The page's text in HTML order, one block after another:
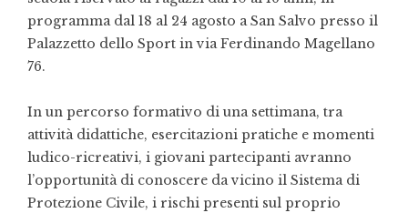
programma dal 18 al 24 agosto a San Salvo presso il
Palazzetto dello Sport in via Ferdinando Magellano
76.
In un percorso formativo di una settimana, tra
attività didattiche, esercitazioni pratiche e momenti
ludico-ricreativi, i giovani partecipanti avranno
l’opportunità di conoscere da vicino il Sistema di
Protezione Civile, i rischi presenti sul proprio